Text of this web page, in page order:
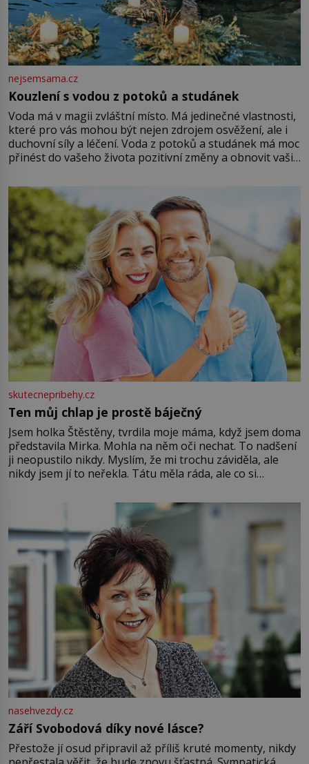
nejsemsama.cz
Kouzlení s vodou z potoků a studánek
Voda má v magii zvláštní místo. Má jedinečné vlastnosti,
které pro vás mohou být nejen zdrojem osvěžení, ale i
duchovní síly a léčení. Voda z potoků a studánek má moc
přinést do vašeho života pozitivní změny a obnovit vaši
můžete obohatit své rituály a přinést do svého života
větší harmonii a klid. Je důležité
skutecnepribehy.cz
Ten můj chlap je prostě báječný
Jsem holka Štěstěny, tvrdila moje máma, když jsem doma
představila Mirka. Mohla na něm oči nechat. To nadšení
ji neopustilo nikdy. Myslím, že mi trochu záviděla, ale
nikdy jsem jí to neřekla. Tátu měla ráda, ale co si
Jsme spolu moc rádi Tehdy byla jiná doba, když
nasehvezdy.cz
Září Svobodová díky nové lásce?
Přestože jí osud připravil až příliš kruté momenty, nikdy